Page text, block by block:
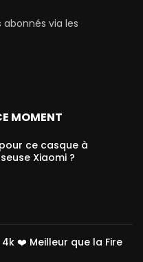
abonnés via les
MOMENT
ce casque à
Xiaomi ?
4k ❤️ Meilleur que la Fire